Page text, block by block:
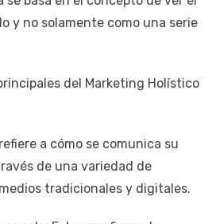
y no solamente como una serie
del Marketing Holístico
a cómo se comunica su
de una variedad de
tradicionales y digitales.